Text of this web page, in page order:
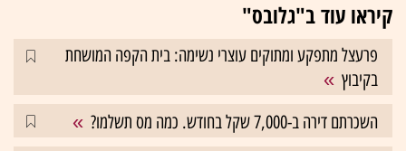
קיראו עוד ב"גלובס"
פרעצל מתפקע ומתוקים עוצרי נשימה: בית הקפה המושחת
בקיבוץ
השכרתם דירה ב-7,000 שקל בחודש. כמה מס תשלמו?